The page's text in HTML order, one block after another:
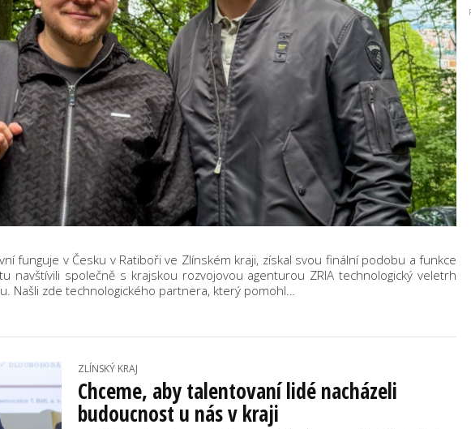
funguje v Česku v Ratiboři ve Zlínském kraji, získal svou finální podobu a funkce
navštívili společně s krajskou rozvojovou agenturou ZRIA technologický veletrh
Našli zde technologického partnera, který pomohl…
ZLÍNSKÝ KRAJ
Chceme, aby talentovaní lidé nacházeli
budoucnost u nás v kraji